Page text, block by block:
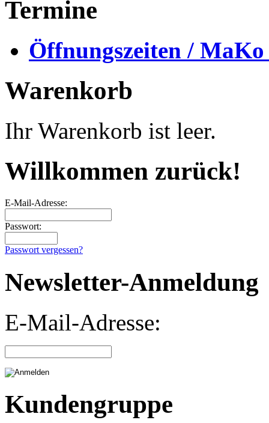
Termine
Öffnungszeiten /
Warenkorb
Ihr Warenkorb ist leer.
Willkommen zurück!
E-Mail-Adresse:
Passwort:
Passwort vergessen?
Newsletter-Anmeldung
E-Mail-Adresse:
Kundengruppe